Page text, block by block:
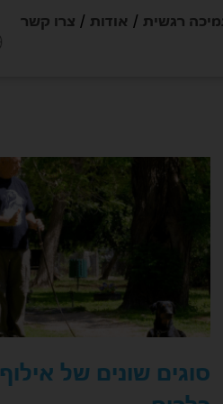
רגשית אודות צרו קשר
סוגים שונים של אילוף